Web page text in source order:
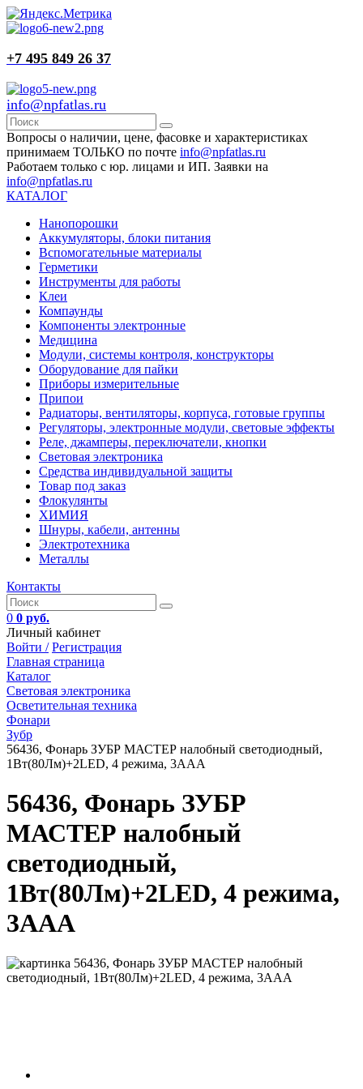
+7 495 849 26 37
info@npfatlas.ru
Вопросы о наличии, цене, фасовке и характеристиках
принимаем ТОЛЬКО по почте info@npfatlas.ru
Работаем только с юр. лицами и ИП. Заявки на
info@npfatlas.ru
КАТАЛОГ
Нанопорошки
Аккумуляторы, блоки питания
Вспомогательные материалы
Герметики
Инструменты для работы
Клеи
Компаунды
Компоненты электронные
Медицина
Модули, системы контроля, конструкторы
Оборудование для пайки
Приборы измерительные
Припои
Радиаторы, вентиляторы, корпуса, готовые группы
Регуляторы, электронные модули, световые эффекты
Реле, джамперы, переключатели, кнопки
Световая электроника
Средства индивидуальной защиты
Товар под заказ
Флокулянты
ХИМИЯ
Шнуры, кабели, антенны
Электротехника
Металлы
Контакты
0 0 руб.
Личный кабинет
Войти / Регистрация
Главная страница
Каталог
Световая электроника
Осветительная техника
Фонари
Зубр
56436, Фонарь ЗУБР МАСТЕР налобный светодиодный,
1Вт(80Лм)+2LED, 4 режима, 3ААА
56436, Фонарь ЗУБР
МАСТЕР налобный
светодиодный,
1Вт(80Лм)+2LED, 4 режима,
3ААА